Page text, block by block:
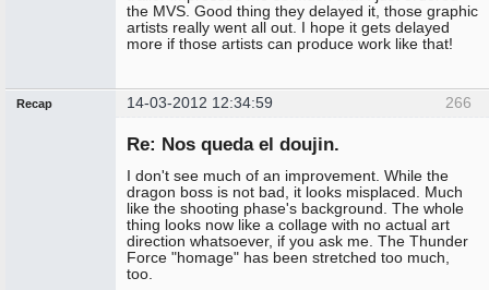
the MVS. Good thing they delayed it, those graphic
artists really went all out. I hope it gets delayed
more if those artists can produce work like that!
266
Recap 14-03-2012 12:34:59
Re: Nos queda el doujin.
I don't see much of an improvement. While the
dragon boss is not bad, it looks misplaced. Much
like the shooting phase's background. The whole
thing looks now like a collage with no actual art
direction whatsoever, if you ask me. The Thunder
Force "homage" has been stretched too much,
too.